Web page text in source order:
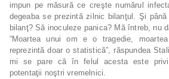
impun pe măsură ce creşte numărul
degeaba se prezintă zilnic bilanţul. Şi
bilanţ? Să inoculeze panica? Mă întreb, nu
“Moartea unui om e o tragedie,
reprezintă doar o statistică”, răspundea
mi se pare că în felul acesta este
potentaţii noştri vremelnici.